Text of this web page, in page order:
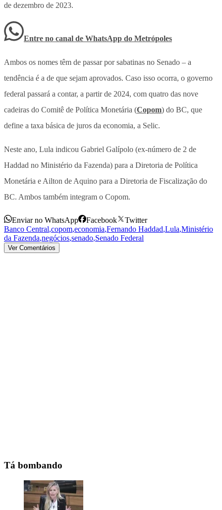
de dezembro de 2023.
Entre no canal de WhatsApp do Metrópoles
Ambos os nomes têm de passar por sabatinas no Senado – a
tendência é a de que sejam aprovados. Caso isso ocorra, o governo
federal passará a contar, a partir de 2024, com quatro das nove
cadeiras do Comitê de Política Monetária (Copom) do BC, que
define a taxa básica de juros da economia, a Selic.
Neste ano, Lula indicou Gabriel Galípolo (ex-número de 2 de
Haddad no Ministério da Fazenda) para a Diretoria de Política
Monetária e Ailton de Aquino para a Diretoria de Fiscalização do
BC. Ambos também integram o Copom.
Enviar no WhatsApp Facebook
Twitter
Banco Central,copom,economia,Fernando Haddad,Lula,Ministério
da Fazenda,negócios,senado,Senado Federal
Ver Comentários
Tá bombando